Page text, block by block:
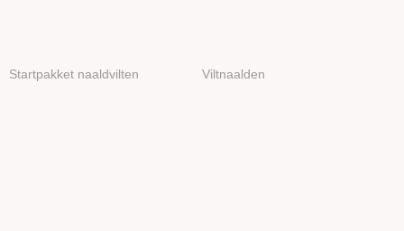
Startpakket naaldvilten Viltnaalden